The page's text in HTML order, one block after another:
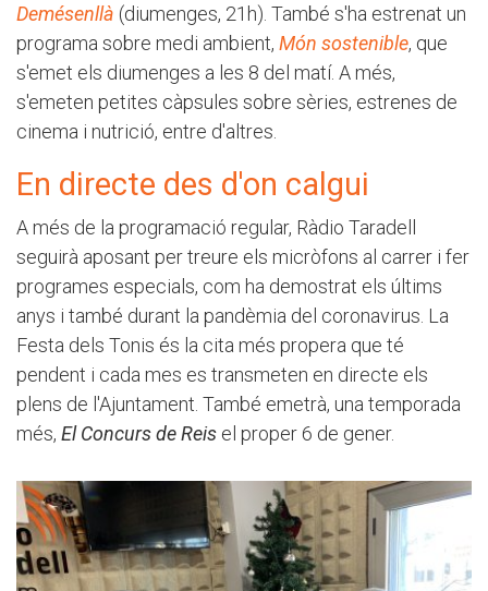
Demésenllà (diumenges, 21h). També s'ha estrenat un
programa sobre medi ambient, Món sostenible, que
s'emet els diumenges a les 8 del matí. A més,
s'emeten petites càpsules sobre sèries, estrenes de
cinema i nutrició, entre d'altres.
En directe des d'on calgui
A més de la programació regular, Ràdio Taradell
seguirà aposant per treure els micròfons al carrer i fer
programes especials, com ha demostrat els últims
anys i també durant la pandèmia del coronavirus. La
Festa dels Tonis és la cita més propera que té
pendent i cada mes es transmeten en directe els
plens de l'Ajuntament. També emetrà, una temporada
més, El Concurs de Reis el proper 6 de gener.